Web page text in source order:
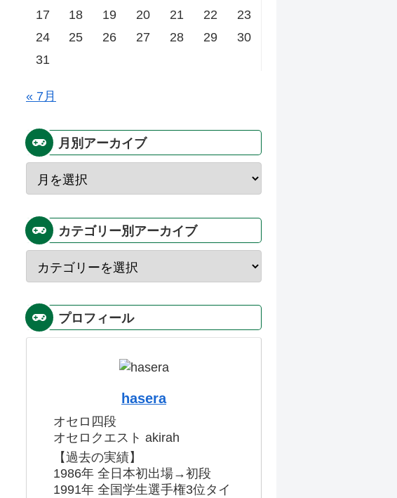
17
18 19 20 21 22
23
24
25 26 27 28 29
30
31
« 7月
月別アーカイブ
カテゴリー別アーカイブ
プロフィール
hasera
オセロ四段
オセロクエスト akirah
【過去の実績】
1986年 全日本初出場→初段
1991年 全国学生選手権3位タイ